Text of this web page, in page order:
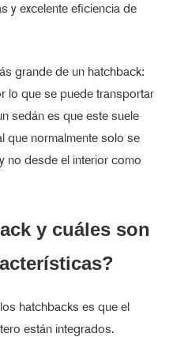
y excelente eficiencia de
grande de un hatchback:
lo que se puede transportar
sedán es que este suele
que normalmente solo se
no desde el interior como
y cuáles son
hatchbacks es que el
están integrados.